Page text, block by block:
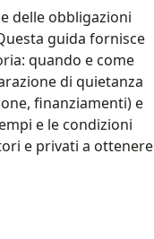
delle obbligazioni
guida fornisce
quando e come
di quietanza
finanziamenti) e
e le condizioni
e privati a ottenere